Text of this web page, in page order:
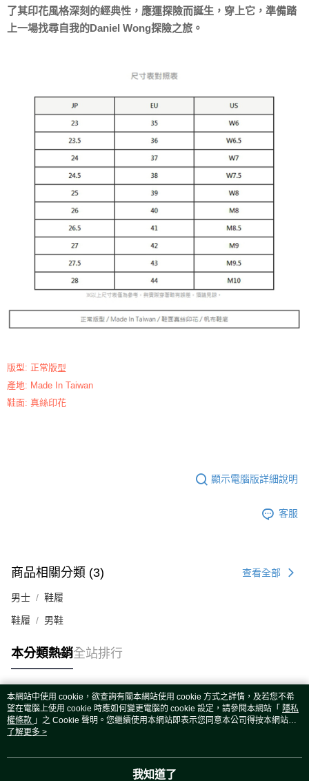
每筆NT$120，滿NT$5,000(含以上)免運費
了其印花風格深刻的經典性，應運探險而誕生，穿上它，準備踏
上一場找尋自我的Daniel Wong探險之旅。
版型: 正常版型
產地: Made In Taiwan
鞋面: 真絲印花
顯示電腦版詳細說明
客服
商品相關分類 (3) 查看全部
男士 鞋履
鞋履 男鞋
本分類熱銷全站排行
熱門標籤
本網站中使用 cookie，欲查詢有關本網站使用 cookie 方式之詳情，及若您不希
望在電腦上使用 cookie 時應如何變更電腦的 cookie 設定，請參閱本網站「 隱私
權條款 」之 Cookie 聲明。您繼續使用本網站即表示您同意本公司得按本網站使
用條款之 Cookie 聲明使用 cookie。
了解更多 >
我知道了